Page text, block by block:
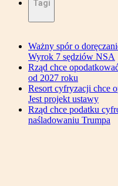
Tagi
Ważny spór o
Wyrok 7 sędziów NSA
Rząd chce
od 2027 roku
Resort cyfryzacji chce
Jest projekt ustawy
Rząd chce podatku
naśladowaniu Trumpa